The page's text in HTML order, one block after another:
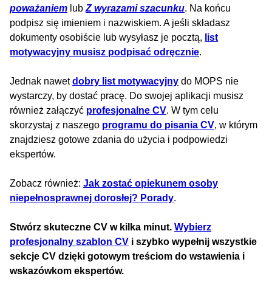
poważaniem lub Z wyrazami szacunku. Na końcu
podpisz się imieniem i nazwiskiem. A jeśli składasz
dokumenty osobiście lub wysyłasz je pocztą, list
motywacyjny musisz podpisać odręcznie.
Jednak nawetdobry list motywacyjny do MOPS nie
wystarczy, by dostać pracę. Do swojej aplikacji musisz
również załączyć profesjonalne CV. W tym celu
skorzystaj z naszego programu do pisania CV, w którym
znajdziesz gotowe zdania do użycia i podpowiedzi
ekspertów.
Zobacz również: Jak zostać opiekunem osoby
niepełnosprawnej dorosłej? Porady.
Stwórz skuteczne CV w kilka minut. Wybierz
profesjonalny szablon CV i szybko wypełnij wszystkie
sekcje CV dzięki gotowym treściom do wstawienia i
wskazówkom ekspertów.